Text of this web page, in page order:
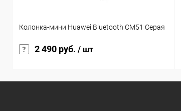
Колонка-мини Huawei Bluetooth CM51 Серая
2 490 руб. / шт